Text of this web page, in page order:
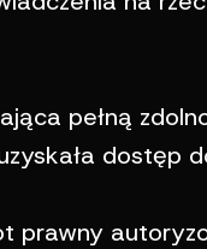
pełną
dostęp
prawny